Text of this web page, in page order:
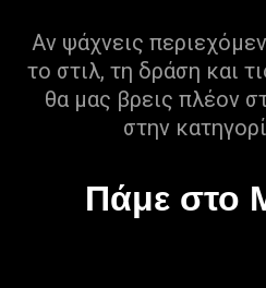
Αν ψάχνεις
το στιλ, τη δράση και
θα μας βρεις πλέον
στην
Πάμε στο